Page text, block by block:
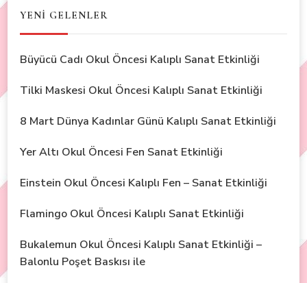
YENİ GELENLER
Büyücü Cadı Okul Öncesi Kalıplı Sanat Etkinliği
Tilki Maskesi Okul Öncesi Kalıplı Sanat Etkinliği
8 Mart Dünya Kadınlar Günü Kalıplı Sanat Etkinliği
Yer Altı Okul Öncesi Fen Sanat Etkinliği
Einstein Okul Öncesi Kalıplı Fen – Sanat Etkinliği
Flamingo Okul Öncesi Kalıplı Sanat Etkinliği
Bukalemun Okul Öncesi Kalıplı Sanat Etkinliği –
Balonlu Poşet Baskısı ile